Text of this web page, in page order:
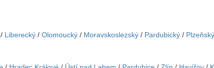
/ Liberecký / Olomoucký / Moravskoslezský / Pardubický / Plzeňský